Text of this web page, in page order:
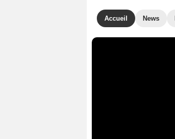
Accueil News